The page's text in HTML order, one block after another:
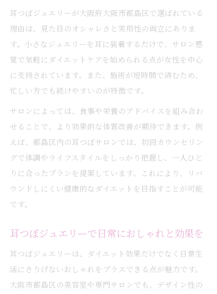
耳つぼジュエリーが大阪府大阪市都島区で選ばれている
理由は、見た目のオシャレさと実用性の両立にありま
す。小さなジュエリーを耳に装着するだけで、サロン感
覚で気軽にダイエットケアを始められる点が女性を中心
に支持されています。また、施術が短時間で済むため、
忙しい方でも続けやすいのが特徴です。
サロンによっては、食事や栄養のアドバイスを組み合わ
せることで、より効果的な体質改善が期待できます。例
えば、都島区内の耳つぼサロンでは、初回カウンセリン
グで体調やライフスタイルをしっかり把握し、一人ひと
りに合ったプランを提案しています。これにより、リバ
ウンドしにくい健康的なダイエットを目指すことが可能
です。
耳つぼジュエリーで日常におしゃれと効果を
耳つぼジュエリーは、ダイエット効果だけでなく日常生
活にさりげないおしゃれをプラスできる点が魅力です。
大阪市都島区の美容室や専門サロンでも、デザイン性の